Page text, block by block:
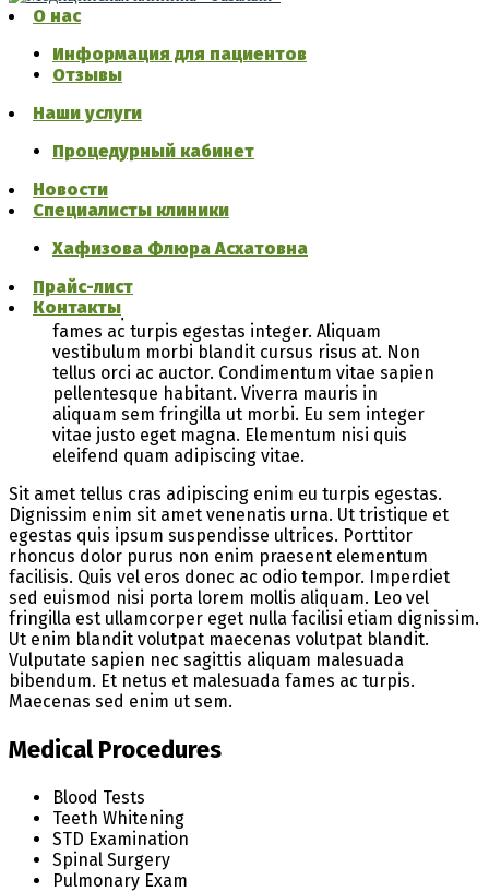
О нас
Информация для пациентов
Отзывы
Наши услуги
Процедурный кабинет
Новости
Специалисты клиники
Хафизова Флюра Асхатовна
Прайс-лист
Контакты
Home
X-Ray Imagery
Leverage agile frameworks to provide a robust synopsis
for high level overviews. Iterative approaches to
corporate strategy foster collaborative thinking to further
the overall value proposition. Organically grow the holistic
world view of disruptive innovation via workplace diversity
and empowerment.
ornare quam viverra orci. Nullam ac tortor
egestas purus viverra accumsan in nisl nisi
scelerisque. Senectus et netus et malesuada
fames ac turpis egestas integer. Aliquam
vestibulum morbi blandit cursus risus at. Non
tellus orci ac auctor. Condimentum vitae sapien
pellentesque habitant. Viverra mauris in
aliquam sem fringilla ut morbi. Eu sem integer
vitae justo eget magna. Elementum nisi quis
eleifend quam adipiscing vitae.
Sit amet tellus cras adipiscing enim eu turpis egestas.
Dignissim enim sit amet venenatis urna. Ut tristique et
egestas quis ipsum suspendisse ultrices. Porttitor
rhoncus dolor purus non enim praesent elementum
facilisis. Quis vel eros donec ac odio tempor. Imperdiet
sed euismod nisi porta lorem mollis aliquam. Leo vel
fringilla est ullamcorper eget nulla facilisi etiam dignissim.
Ut enim blandit volutpat maecenas volutpat blandit.
Vulputate sapien nec sagittis aliquam malesuada
bibendum. Et netus et malesuada fames ac turpis.
Maecenas sed enim ut sem.
Medical Procedures
Blood Tests
Teeth Whitening
STD Examination
Spinal Surgery
Pulmonary Exam